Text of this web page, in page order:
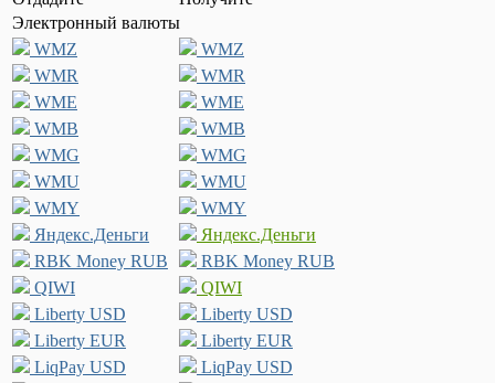
Электронный валюты
WMZ
WMZ
WMR
WMR
WME
WME
WMB
WMB
WMG
WMG
WMU
WMU
WMY
WMY
Яндекс.Деньги
Яндекс.Деньги
RBK Money RUB
RBK Money RUB
QIWI
QIWI
Liberty USD
Liberty USD
Liberty EUR
Liberty EUR
LiqPay USD
LiqPay USD